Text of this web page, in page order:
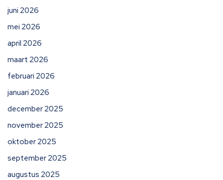
juni 2026
mei 2026
april 2026
maart 2026
februari 2026
januari 2026
december 2025
november 2025
oktober 2025
september 2025
augustus 2025